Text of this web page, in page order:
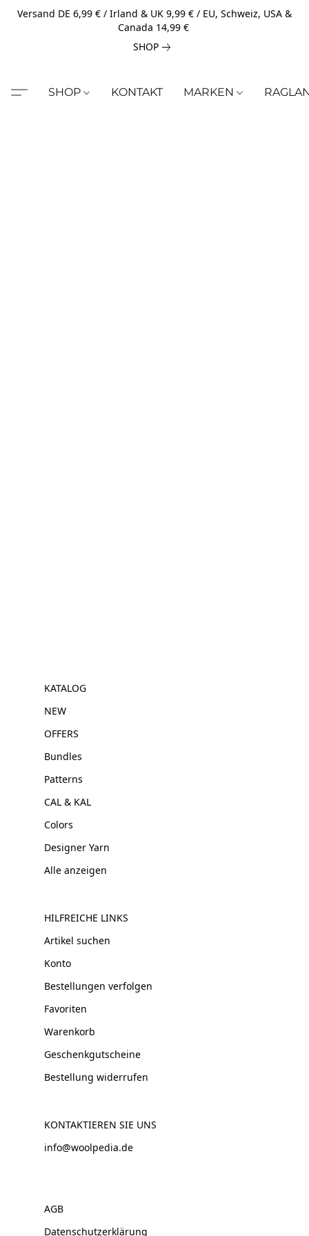
Versand DE 6,99 € / Irland & UK 9,99 € / EU, Schweiz, USA &
Canada 14,99 €
SHOP
SHOP KONTAKT MARKEN
KATALOG
NEW
OFFERS
Bundles
Patterns
CAL & KAL
Colors
Designer Yarn
Alle anzeigen
HILFREICHE LINKS
Artikel suchen
Konto
Bestellungen verfolgen
Favoriten
Warenkorb
Geschenkgutscheine
Bestellung widerrufen
KONTAKTIEREN SIE UNS
info@woolpedia.de
AGB
Datenschutzerklärung